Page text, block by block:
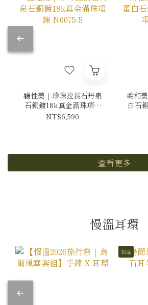
癮性美｜珍珠拉長石丹泉
石銅鍍18k真金滿珠項鍊
N0075-5
NT$6,590
柔和
白石
查看更多
慢溫耳環
新品